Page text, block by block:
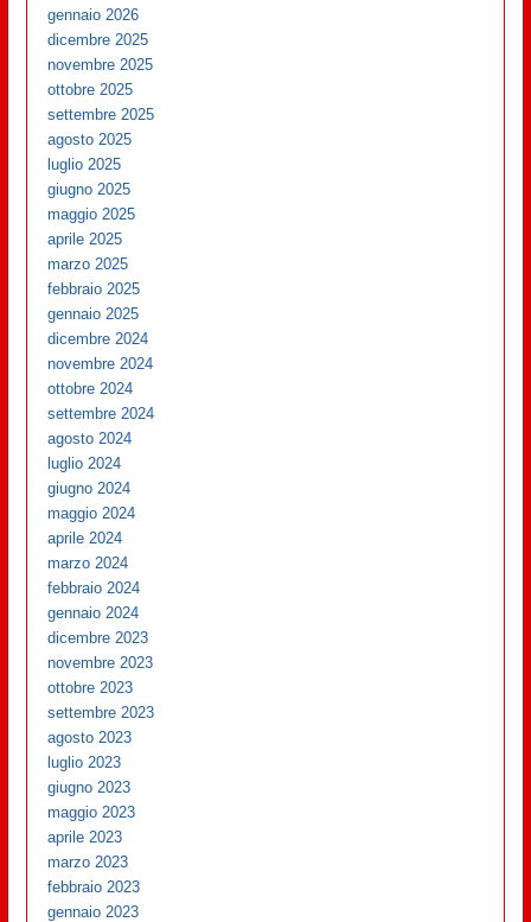
gennaio 2026
dicembre 2025
novembre 2025
ottobre 2025
settembre 2025
agosto 2025
luglio 2025
giugno 2025
maggio 2025
aprile 2025
marzo 2025
febbraio 2025
gennaio 2025
dicembre 2024
novembre 2024
ottobre 2024
settembre 2024
agosto 2024
luglio 2024
giugno 2024
maggio 2024
aprile 2024
marzo 2024
febbraio 2024
gennaio 2024
dicembre 2023
novembre 2023
ottobre 2023
settembre 2023
agosto 2023
luglio 2023
giugno 2023
maggio 2023
aprile 2023
marzo 2023
febbraio 2023
gennaio 2023